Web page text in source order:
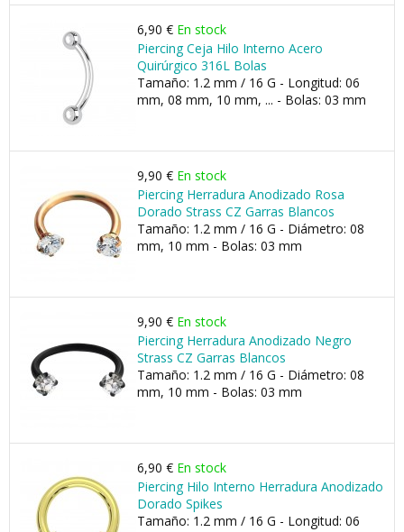
6,90 € En stock
Piercing Ceja Hilo Interno Acero
Quirúrgico 316L Bolas
Tamaño: 1.2 mm / 16 G - Longitud: 06
mm, 08 mm, 10 mm, ... - Bolas: 03 mm
9,90 € En stock
Piercing Herradura Anodizado Rosa
Dorado Strass CZ Garras Blancos
Tamaño: 1.2 mm / 16 G - Diámetro: 08
mm, 10 mm - Bolas: 03 mm
9,90 € En stock
Piercing Herradura Anodizado Negro
Strass CZ Garras Blancos
Tamaño: 1.2 mm / 16 G - Diámetro: 08
mm, 10 mm - Bolas: 03 mm
6,90 € En stock
Piercing Hilo Interno Herradura Anodizado
Dorado Spikes
Tamaño: 1.2 mm / 16 G - Longitud: 06